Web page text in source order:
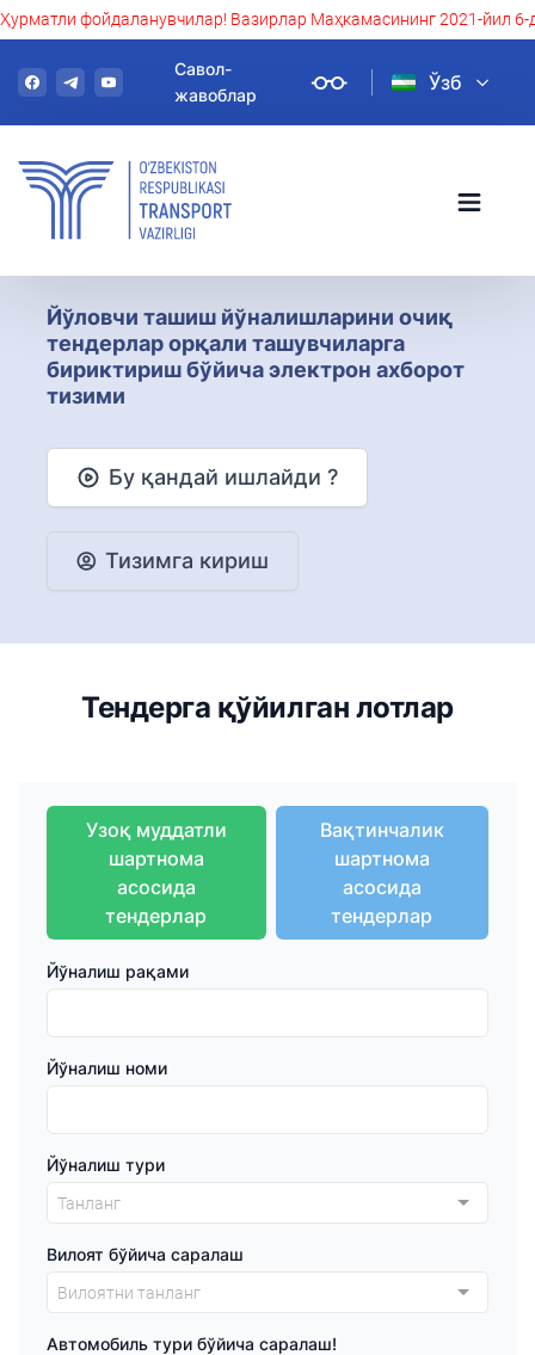
Ҳурматли фойдаланувчилар! Вазирлар Маҳкамасининг 2021-йил
Савол-
жавоблар
Ўзб
Йўловчи ташиш йўналишларини очиқ
тендерлар орқали ташувчиларга
бириктириш бўйича электрон ахборот
тизими
Бу қандай ишлайди ?
Тизимга кириш
Тендерга қўйилган лотлар
Узоқ муддатли
шартнома
асосида
тендерлар
Вақтинчалик
шартнома
асосида
тендерлар
Йўналиш рақами
Йўналиш номи
Йўналиш тури
Танланг
Вилоят бўйича саралаш
Вилоятни танланг
Aвтомобиль тури бўйича саралаш!